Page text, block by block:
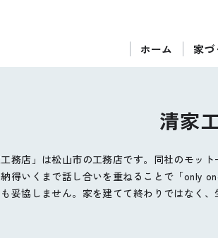
ホーム 家づ
清家
工務店」は松山市の工務店です。同社のモッ
得いくまで話し合いを重ねることで「only
妥協しません。家を建てて終わりではなく